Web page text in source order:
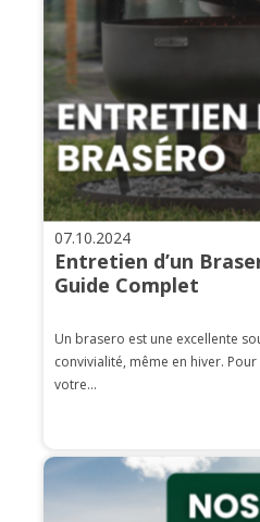
07.10.2024
Entretien d’un
Guide Complet
Un brasero est une excellente
convivialité, même en hiver.
votre...